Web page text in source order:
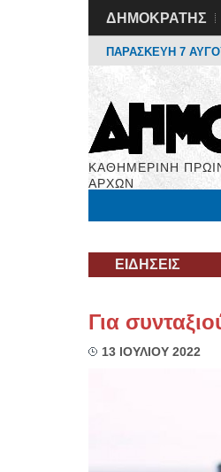
ΔΗΜΟΚΡΑΤΗΣ
ΠΑΡΑΣΚΕΥΗ 7
ΚΑΘΗΜΕΡΙΝΗ
ΑΡΧΩΝ
ΕΙΔΗΣΕΙΣ
Για
13 ΙΟΥΛΙΟΥ 2022